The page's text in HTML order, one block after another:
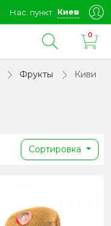
Нас. пункт Киев
0
Фрукты Киви
Сортировка